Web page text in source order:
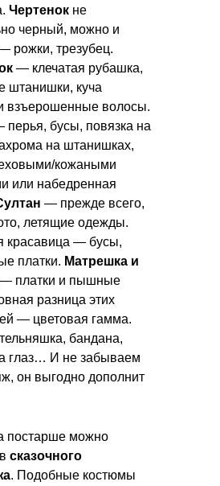
Чертенок не
черный, можно и
рожки, трезубец.
— клечатая рубашка,
штанишки, куча
взъерошенные волосы.
перья, бусы, повязка на
на штанишках,
кожаными
или набедренная
— прежде всего,
летящие одежды.
красавица — бусы,
платки. Матрешка и
— платки и пышные
разница этих
— цветовая гамма.
бандана,
глаз… И не забываем
он выгодно дополнит
постарше можно
сказочного
. Подобные костюмы